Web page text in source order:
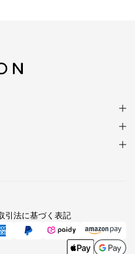
めていますが、モニター
拡大により、実物より大
て見える場合がありま
銀純度95%)/タイ製
リア製 ストッパー
ステンレスワイヤー/日本
グレードAA)/アフガニスタ
引法に基づく表記